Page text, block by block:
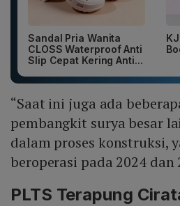
Sandal Pria Wanita
CLOSS Waterproof Anti
Slip Cepat Kering Anti...
“Saat ini juga ada
pembangkit surya besar
dalam proses konstruksi,
beroperasi pada 2024 dan
PLTS Terapung